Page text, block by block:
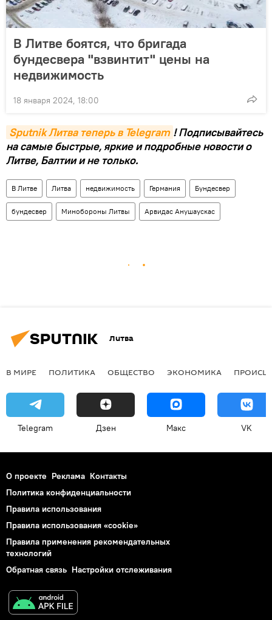
В Литве боятся, что бригада
бундесвера "взвинтит" цены на
недвижимость
18 января 2024, 18:00
Sputnik Литва теперь в Telegram ! Подписывайтесь
на самые быстрые, яркие и подробные новости о
Литве, Балтии и не только.
В Литве Литва недвижимость Германия Бундесвер
бундесвер Минобороны Литвы Арвидас Анушаускас
Литва
В МИРЕ ПОЛИТИКА ОБЩЕСТВО ЭКОНОМИКА
Telegram Дзен Макс VK
О проекте Реклама Контакты
Политика конфиденциальности
Правила использования
Правила использования «cookie»
Правила применения рекомендательных
технологий
Обратная связь Настройки отслеживания